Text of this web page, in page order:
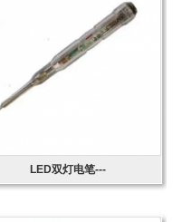
LED双灯电笔---